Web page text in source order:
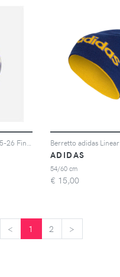
Berretto adidas Linear
ADIDAS
54/60 cm
€ 15,00
< 1 2 >